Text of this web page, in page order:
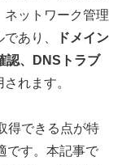
ネットワーク管理
あり、
ドメイン
認、DNSトラブ
れます。
得できる点が特
です。本記事で